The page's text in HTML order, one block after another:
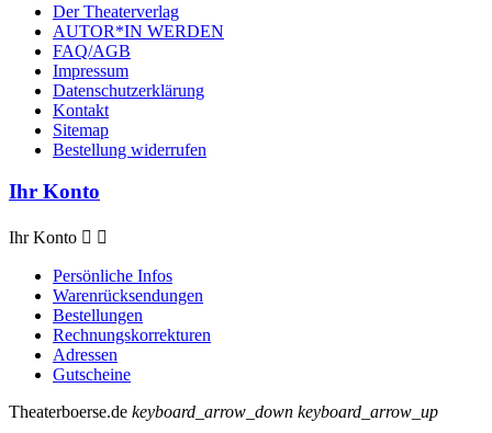
Der Theaterverlag
AUTOR*IN WERDEN
FAQ/AGB
Impressum
Datenschutzerklärung
Kontakt
Sitemap
Bestellung widerrufen
Ihr Konto
Ihr Konto  
Persönliche Infos
Warenrücksendungen
Bestellungen
Rechnungskorrekturen
Adressen
Gutscheine
Theaterboerse.de keyboard_arrow_down keyboard_arrow_up